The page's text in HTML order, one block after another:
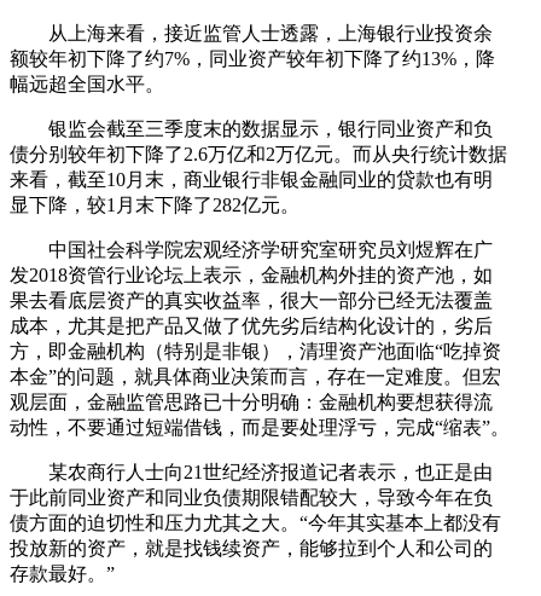
从上海来看，接近监管人士透露，上海银行业投资余
额较年初下降了约7%，同业资产较年初下降了约13%，降
幅远超全国水平。
银监会截至三季度末的数据显示，银行同业资产和负
债分别较年初下降了2.6万亿和2万亿元。而从央行统计数据
来看，截至10月末，商业银行非银金融同业的贷款也有明
显下降，较1月末下降了282亿元。
中国社会科学院宏观经济学研究室研究员刘煜辉在广
发2018资管行业论坛上表示，金融机构外挂的资产池，如
果去看底层资产的真实收益率，很大一部分已经无法覆盖
成本，尤其是把产品又做了优先劣后结构化设计的，劣后
方，即金融机构（特别是非银），清理资产池面临“吃掉资
本金”的问题，就具体商业决策而言，存在一定难度。但宏
观层面，金融监管思路已十分明确：金融机构要想获得流
动性，不要通过短端借钱，而是要处理浮亏，完成“缩表”。
某农商行人士向21世纪经济报道记者表示，也正是由
于此前同业资产和同业负债期限错配较大，导致今年在负
债方面的迫切性和压力尤其之大。“今年其实基本上都没有
投放新的资产，就是找钱续资产，能够拉到个人和公司的
存款最好。”